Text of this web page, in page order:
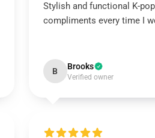
Stylish and functional K-
compliments every time I
B Brooks
Verified owner